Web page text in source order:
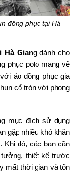
đồng phục tại Hà
Hà Giang dành cho
phục polo mang vẻ
áo đồng phục gia
cổ tròn với phong
mục đích sử dụng
gặp nhiều khó khăn
Khi đó, các bạn cần
thiết kế trước
mất thời gian và tốn